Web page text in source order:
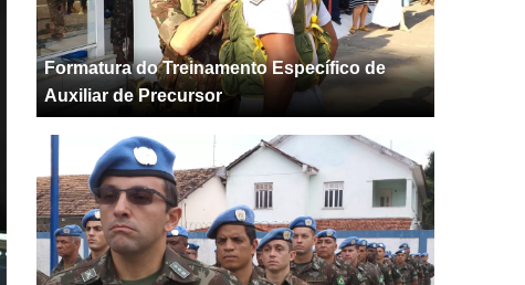
Formatura do Treinamento Específico de
Auxiliar de Precursor